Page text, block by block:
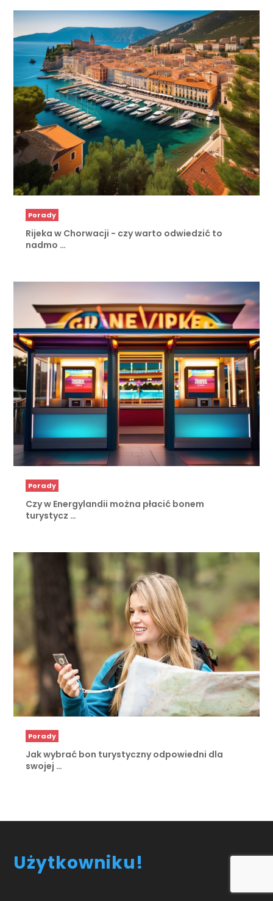
Porady
Rijeka w Chorwacji - czy warto odwiedzić to
nadmo …
Porady
Czy w Energylandii można płacić bonem
turystycz …
Porady
Jak wybrać bon turystyczny odpowiedni dla
swojej …
Użytkowniku!